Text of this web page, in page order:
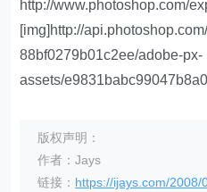
http://www.photoshop.com/
[img]http://
88bf0279b01c2ee/adobe-px-
assets/
版权声明：
作者：Jays
链接： https://ijays.com/